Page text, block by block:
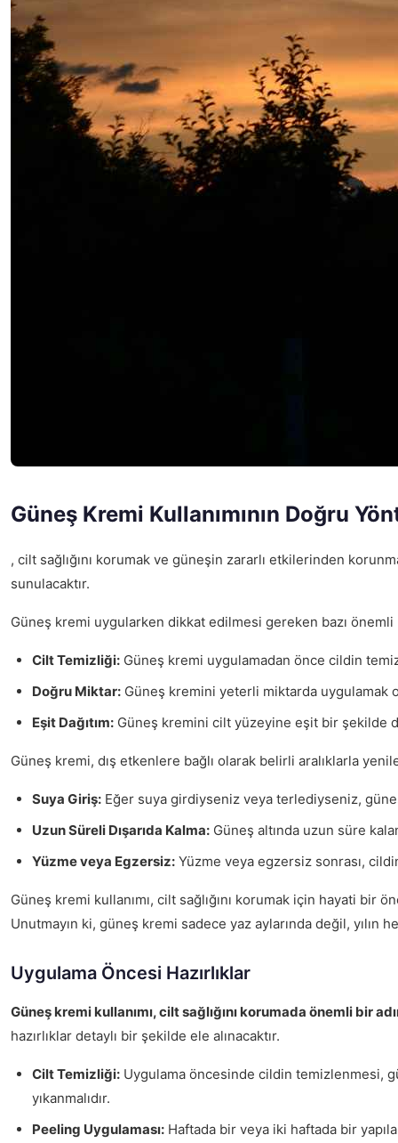
Güneş Kremi Kullanımının Doğru
, cilt sağlığını korumak ve güneşin zararlı etkilerinden
sunulacaktır.
Güneş kremi uygularken dikkat edilmesi gereken bazı önemli
Cilt Temizliği: Güneş kremi uygulamadan önce cildin
Doğru Miktar: Güneş kremini yeterli miktarda uygulamak
Eşit Dağıtım: Güneş kremini cilt yüzeyine eşit bir şekilde
Güneş kremi, dış etkenlere bağlı olarak belirli aralıklarla
Suya Giriş: Eğer suya girdiyseniz veya terlediyseniz,
Uzun Süreli Dışarıda Kalma: Güneş altında uzun süre
Yüzme veya Egzersiz: Yüzme veya egzersiz sonrası,
Güneş kremi kullanımı, cilt sağlığını korumak için hayati
Unutmayın ki, güneş kremi sadece yaz aylarında değil, yılın
Uygulama Öncesi Hazırlıklar
Güneş kremi kullanımı, cilt sağlığını korumada önemli bir
hazırlıklar detaylı bir şekilde ele alınacaktır.
Cilt Temizliği: Uygulama öncesinde cildin temizlenmesi,
yıkanmalıdır.
Peeling Uygulaması: Haftada bir veya iki haftada bir